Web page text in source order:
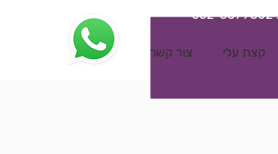
052-3879802
קצת עלי צור קשר